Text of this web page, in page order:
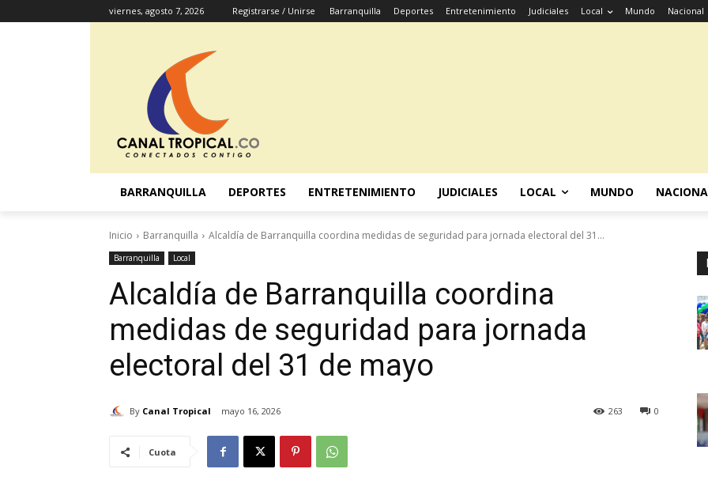
viernes, agosto 7, 2026 Registrarse / Unirse Barranquilla Deportes Entretenimiento Judiciales Local Mundo Nacional
BARRANQUILLA DEPORTES ENTRETENIMIENTO JUDICIALES LOCAL MUNDO
Inicio Barranquilla Alcaldía de Barranquilla coordina medidas de seguridad para jornada electoral del 31...
Barranquilla Local
Alcaldía de Barranquilla coordina
medidas de seguridad para jornada
electoral del 31 de mayo
By Canal Tropical mayo 16, 2026 0
263
Cuota